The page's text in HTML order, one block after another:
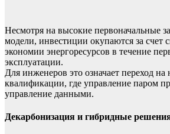
Несмотря на высокие первоначальные
модели, инвестиции окупаются за счет
экономии энергоресурсов в течение
эксплуатации.
Для инженеров это означает переход
квалификации, где управление паром
управление данными.
Декарбонизация и гибридные